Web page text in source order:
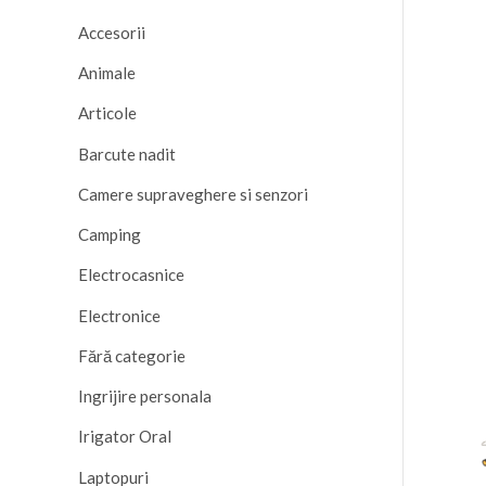
Accesorii
Animale
Articole
Barcute nadit
Camere supraveghere si senzori
Camping
Electrocasnice
Electronice
Fără categorie
Ingrijire personala
Irigator Oral
Laptopuri